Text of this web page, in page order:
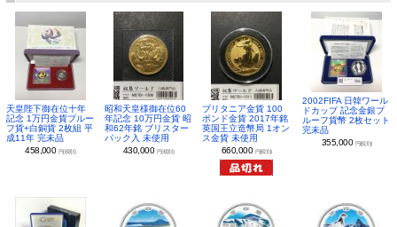
天皇陛下御在位十年
記念 1万円金貨プルー
フ貨+白銅貨 2枚組 平
成11年 完未品
458,000 円(税別)
昭和天皇様御在位60
年記念 10万円金貨 昭
和62年銘 ブリスター
パック入 未使用
430,000 円(税別)
ブリタニア金貨 100
ポンド金貨 2017年銘
英国王立造幣局 1オン
ス金貨 未使用
660,000 円(税別)
2002FIFA 日韓ワール
ドカップ 記念金銀プ
ルーフ貨幣 2枚セット
完未品
355,000 円(税別)